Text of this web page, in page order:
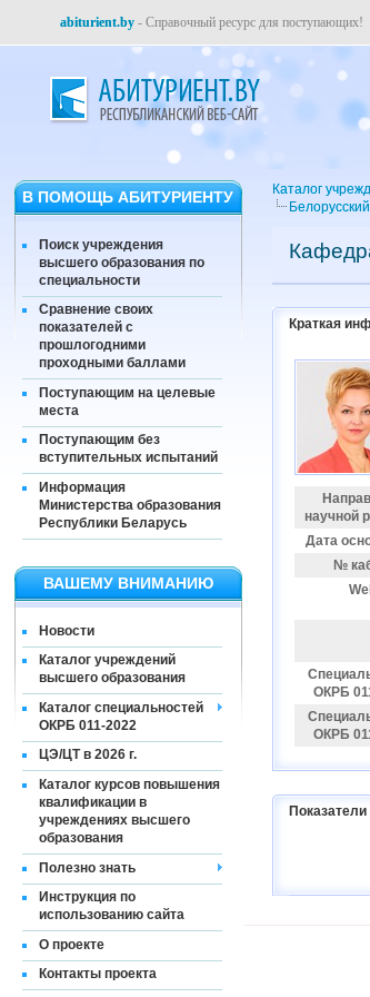
abiturient.by - Справочный ресурс для поступающих!
В ПОМОЩЬ АБИТУРИЕНТУ
Поиск учреждения
высшего образования по
специальности
Сравнение своих
показателей с
прошлогодними
проходными баллами
Поступающим на целевые
места
Поступающим без
вступительных испытаний
Информация
Министерства образования
Республики Беларусь
ВАШЕМУ ВНИМАНИЮ
Новости
Каталог учреждений
высшего образования
Каталог специальностей
ОКРБ 011-2022
ЦЭ/ЦТ в 2026 г.
Каталог курсов повышения
квалификации в
учреждениях высшего
образования
Полезно знать
Инструкция по
использованию сайта
О проекте
Контакты проекта
Каталог
Краткая
научной
Дата
№
ОКРБ
ОКРБ